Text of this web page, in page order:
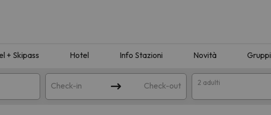
+ Skipass Hotel Info Stazioni Novità Gruppi
Check-in Check-out 2 adulti